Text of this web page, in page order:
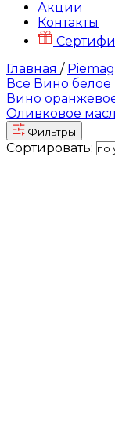
Акции
Контакты
Главная /
Все Вино белое
Вино
Оливковое
Фильтры
Сортировать: